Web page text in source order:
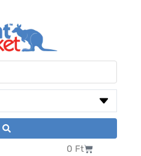
0 FtKosár